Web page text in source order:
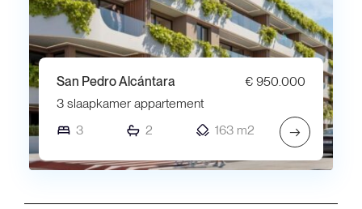
San Pedro Alcántara
€ 950.000
3 slaapkamer appartement
3
2 163 m2 →